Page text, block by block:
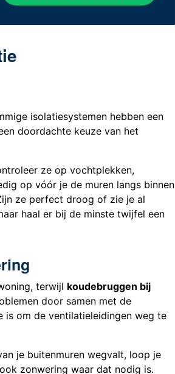
isolatiesystemen hebben een
doordachte keuze van het
ze op vochtplekken,
op vóór je de muren langs binnen
ze perfect droog of zie je al
haal er bij de minste twijfel een
terwijl koudebruggen bij
door samen met de
is om de ventilatieleidingen weg te
je buitenmuren wegvalt, loop je
zonwering waar dat nodig is.